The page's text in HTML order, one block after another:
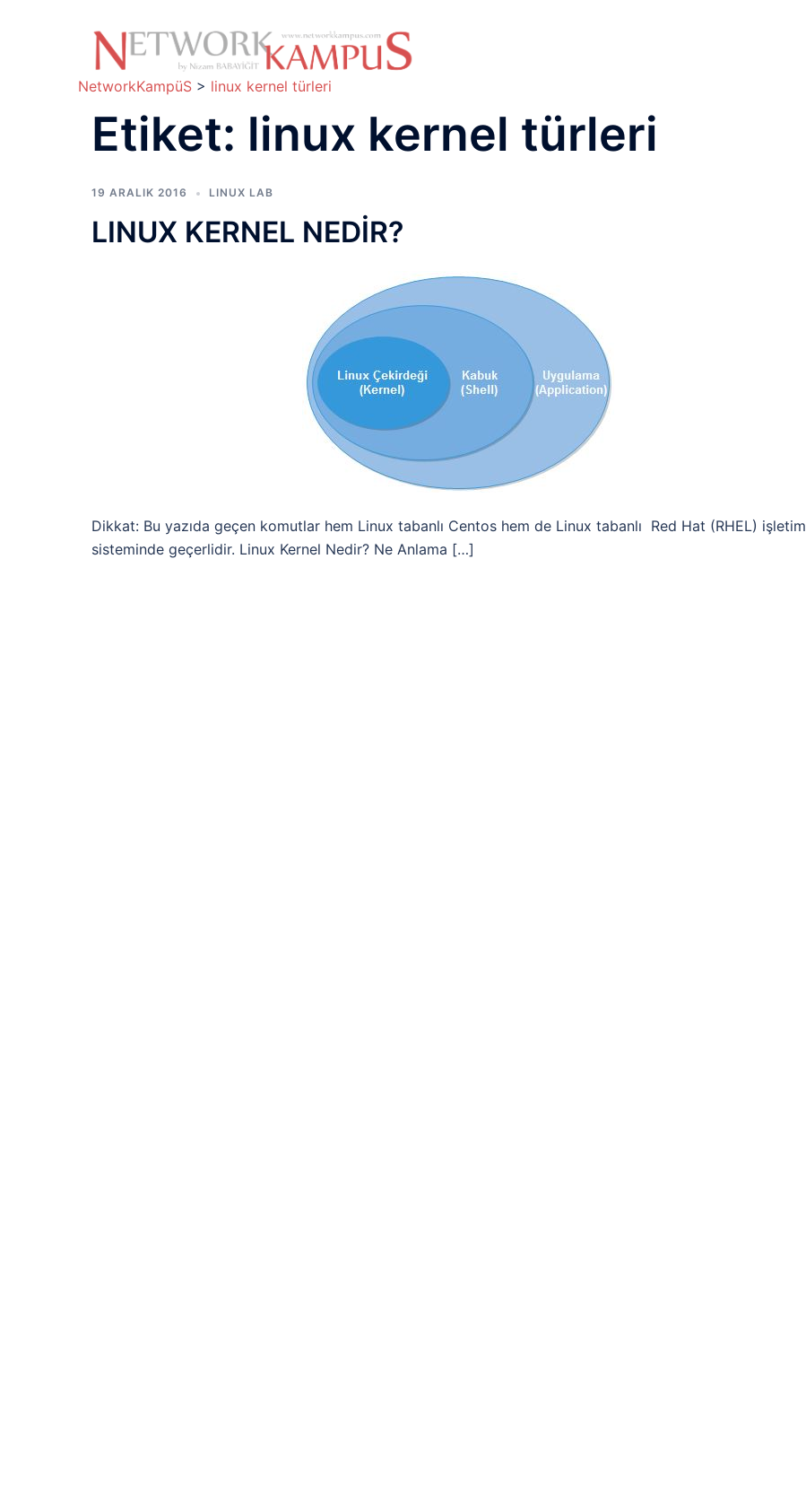
NetworkKampüS > linux kernel türleri
Etiket: linux kernel türleri
19 ARALIK 2016 LINUX LAB
LINUX KERNEL NEDİR?
Dikkat: Bu yazıda geçen komutlar hem Linux tabanlı Centos hem de Linux tabanlı Red Hat (RHEL) işletim
sisteminde geçerlidir. Linux Kernel Nedir? Ne Anlama […]